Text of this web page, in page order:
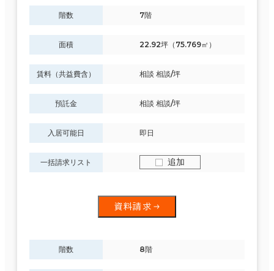
階数 7階
面積 22.92坪（75.769㎡）
賃料（共益費含） 相談 相談/坪
預託金 相談 相談/坪
入居可能日 即日
一括請求リスト 追加
資料請求
階数 8階